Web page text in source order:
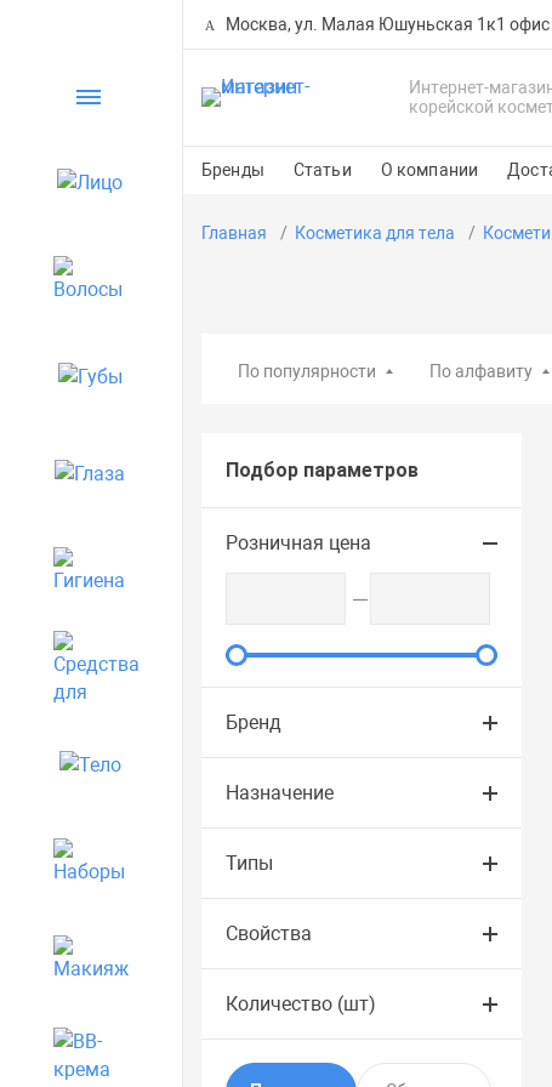
Москва, ул. Малая Юшуньская 1к1 офис
Интернет-
корейской
Бренды Статьи О компании
Каталог
Средства для дома
Главная Косметика для тела
По популярности По алфавиту
Подбор параметров
Розничная цена
Бренд
Назначение
Типы
Свойства
Количество (шт)